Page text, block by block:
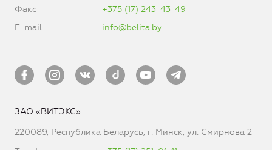
Факс
+375 (17) 243-43-49
E-mail
info@belita.by
ЗАО «ВИТЭКС»
220089, Республика Беларусь, г. Минск, ул. Смирнова 2